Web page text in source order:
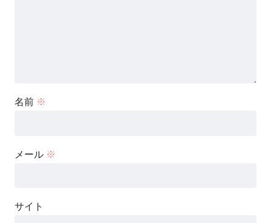
名前 ※
メール ※
サイト